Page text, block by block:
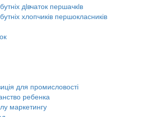
дiвчаток першачкiв
хлопчиків першокласників
для промисловості
ребенка
маркетингу